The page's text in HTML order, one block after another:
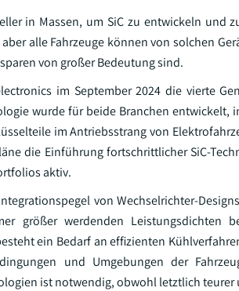
in Massen, um SiC zu entwickeln
alle Fahrzeuge können von solchen
von großer Bedeutung sind.
im September 2024 die vierte
wurde für beide Branchen
im Antriebsstrang von
die Einführung fortschrittlicher SiC-
aktiv.
von Wechselrichter-
größer werdenden Leistungsdichten
ein Bedarf an effizienten
und Umgebungen der
ist notwendig, obwohl letztlich